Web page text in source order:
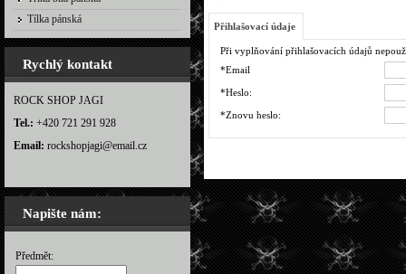
Tílka pánská
Rychlý kontakt
ROCK SHOP JAGI
Tel.: +420 721 291 928
Email: rockshopjagi@email.cz
Napište nám:
Předmět:
Přihlašovací údaje
Při vyplňování přihlašovacích údajů
*Email
*Heslo:
*Znovu heslo: